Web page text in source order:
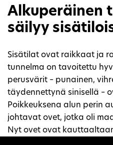
Alkuperäinen
säilyy
Sisätilat ovat raikkaat ja
tunnelma on tavoitettu
perusvärit – punainen,
täydennettynä sinisellä –
Poikkeuksena alun perin
johtavat ovet, jotka oli
Nyt ovet ovat